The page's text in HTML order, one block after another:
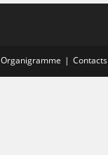
Organigramme Contacts